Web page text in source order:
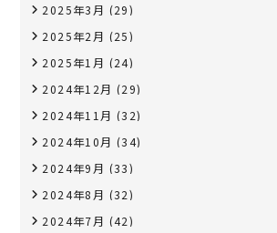
2025年3月 (29)
2025年2月 (25)
2025年1月 (24)
2024年12月 (29)
2024年11月 (32)
2024年10月 (34)
2024年9月 (33)
2024年8月 (32)
2024年7月 (42)